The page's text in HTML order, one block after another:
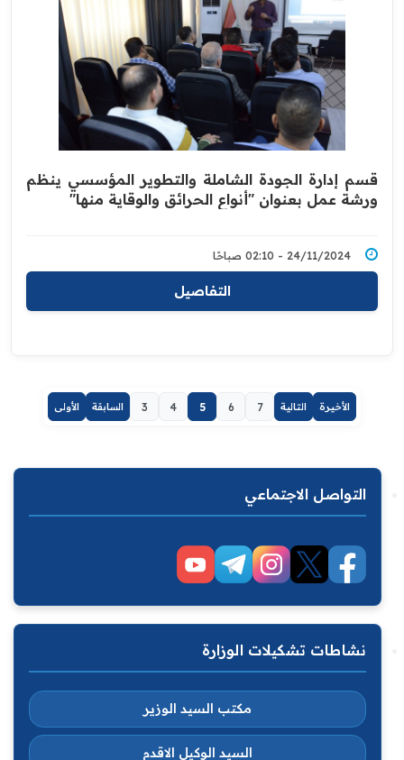
قسم إدارة الجودة الشاملة والتطوير المؤسسي ينظم
ورشة عمل بعنوان "أنواع الحرائق والوقاية منها"
24/11/2024 - 02:10 صباحًا
التفاصيل
الأولى السابقة 3 4 5 6 7 التالية الأخيرة
التواصل الاجتماعي
نشاطات تشكيلات الوزارة
مكتب السيد الوزير
السيد الوكيل الاقدم